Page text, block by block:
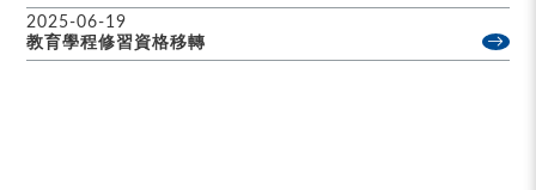
2025-06-19
教育學程修習資格移轉